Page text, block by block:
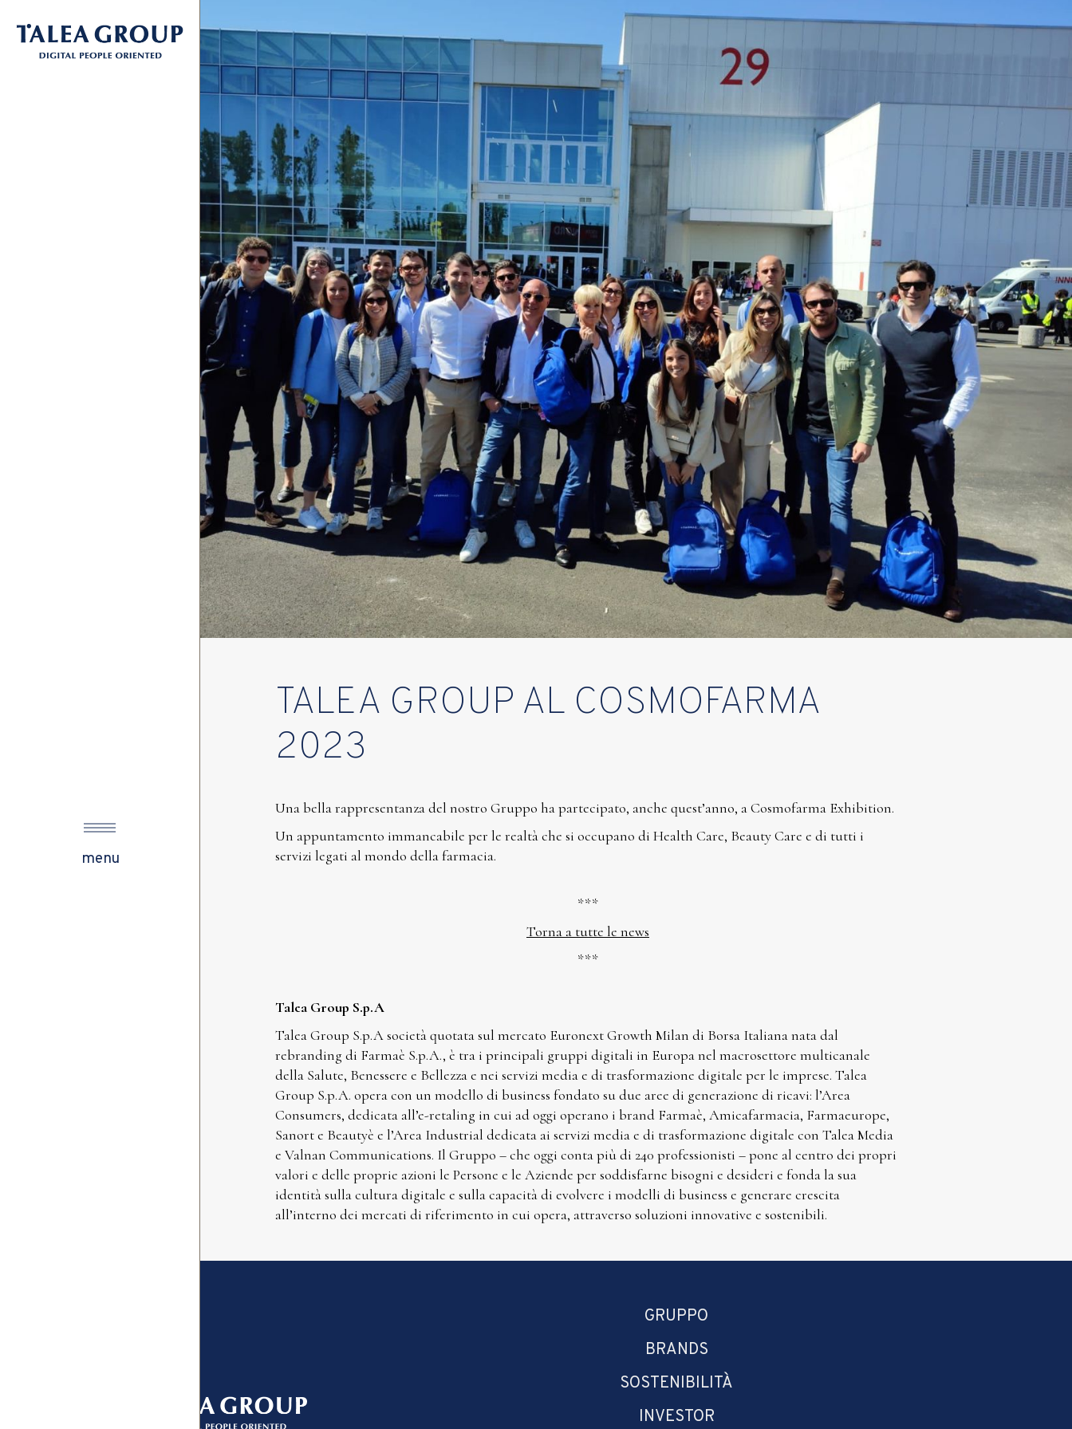
menu
TALEA GROUP AL COSMOFARMA
2023
Una bella rappresentanza del nostro Gruppo ha partecipato, anche quest’anno, a Cosmofarma Exhibition.
Un appuntamento immancabile per le realtà che si occupano di Health Care, Beauty Care e di tutti i
servizi legati al mondo della farmacia.
***
Torna a tutte le news
***
Talea Group S.p.A
Talea Group S.p.A società quotata sul mercato Euronext Growth Milan di Borsa Italiana nata dal
rebranding di Farmaè S.p.A., è tra i principali gruppi digitali in Europa nel macrosettore multicanale
della Salute, Benessere e Bellezza e nei servizi media e di trasformazione digitale per le imprese. Talea
Group S.p.A. opera con un modello di business fondato su due aree di generazione di ricavi: l’Area
Consumers, dedicata all’e-retaling in cui ad oggi operano i brand Farmaè, Amicafarmacia, Farmaeurope,
Sanort e Beautyè e l’Area Industrial dedicata ai servizi media e di trasformazione digitale con Talea Media
e Valnan Communications. Il Gruppo – che oggi conta più di 240 professionisti – pone al centro dei propri
valori e delle proprie azioni le Persone e le Aziende per soddisfarne bisogni e desideri e fonda la sua
identità sulla cultura digitale e sulla capacità di evolvere i modelli di business e generare crescita
all’interno dei mercati di riferimento in cui opera, attraverso soluzioni innovative e sostenibili.
GRUPPO
BRANDS
SOSTENIBILITÀ
INVESTOR